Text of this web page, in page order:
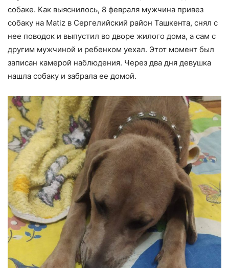
собаке. Как выяснилось, 8 февраля мужчина привез
собаку на Matiz в Сергелийский район Ташкента, снял с
нее поводок и выпустил во дворе жилого дома, а сам с
другим мужчиной и ребенком уехал. Этот момент был
записан камерой наблюдения. Через два дня девушка
нашла собаку и забрала ее домой.